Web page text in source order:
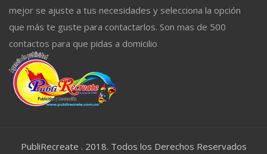
mejor se ajuste a tus necesidades y selecciona la opción
que más te guste para contactarlos. Son mas de 500
contactos para que pidas a domicilio
PubliRecreate . 2018. Todos los Derechos Reservados